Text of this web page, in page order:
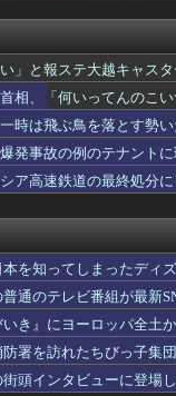
あたりにチラシを貼り
にされた。挙句その彼...
の介護やめたらガンが綺
な意味で衝撃的だと話題
味がヤバすぎたｗｗｗｗ
トイレに」
の0.7億円に減...
てしまった結果ｗｗｗ...
ｗｗｗｗ
業秘密漏洩したから泣か
「関心なし」
していない！？
されて性行為 → 凄いこ...
定義を揺るがす事態に...
」と報ステ大越キャス
相、「何いってんの
時は飛ぶ鳥を落とす勢
発事故の例のテナント
ア高速鉄道の最終処分
を知ってしまったディ
通のテレビ番組が最新
き』にヨーロッパ全土
署を訪れたちびっ子集
頭インタビューに登場